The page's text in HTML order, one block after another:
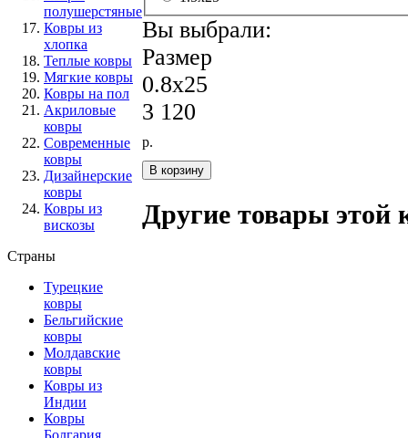
полушерстяные
Ковры из
хлопка
Теплые ковры
Мягкие ковры
Ковры на пол
Акриловые
ковры
Современные
ковры
Дизайнерские
ковры
Ковры из
вискозы
Страны
Турецкие
ковры
Бельгийские
ковры
Молдавские
ковры
Ковры из
Индии
Ковры
Болгария
Вы выбрали:
Размер
0.8x25
3 120
р.
Другие товары этой